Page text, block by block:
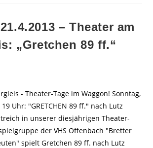
– Theater am
„Gretchen 89 ff.“
- Theater-Tage im Waggon! Sonntag,
Uhr: "GRETCHEN 89 ff." nach Lutz
in unserer diesjährigen Theater-
der VHS Offenbach "Bretter
spielt Gretchen 89 ff. nach Lutz